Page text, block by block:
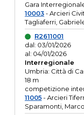
Gara
10003- Arcieri
Tagliaferri,
R2611001
dal: 03/01/2026
al: 04/01/2026
Interregionale
Umbria: Città di
18 m
competizione
11005- Arcieri
Sparamonti, Marco